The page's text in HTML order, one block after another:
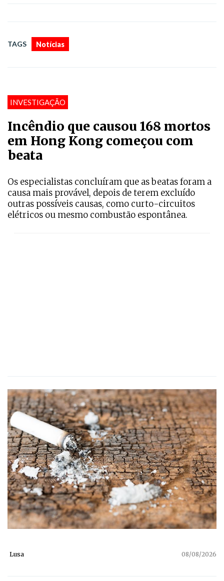
TAGS Notícias
INVESTIGAÇÃO
Incêndio que causou 168 mortos
em Hong Kong começou com
beata
Os especialistas concluíram que as beatas foram a
causa mais provável, depois de terem excluído
outras possíveis causas, como curto-circuitos
elétricos ou mesmo combustão espontânea.
Lusa 08/08/2026